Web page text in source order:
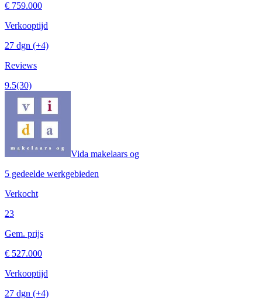
€ 759.000
Verkooptijd
27 dgn (+4)
Reviews
9.5(30)
Vida makelaars og
5 gedeelde werkgebieden
Verkocht
23
Gem. prijs
€ 527.000
Verkooptijd
27 dgn (+4)